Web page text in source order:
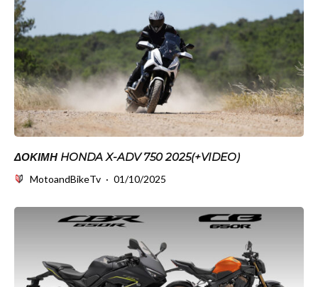
ΔΟΚΙΜΗ HONDA X-ADV 750 2025(+VIDEO)
MotoandBikeTv · 01/10/2025